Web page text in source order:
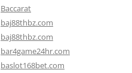
Baccarat
baj88thbz.com
baj88thbz.com
bar4game24hr.com
baslot168bet.com